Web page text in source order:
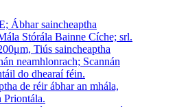
Ábhar saincheaptha
Stórála Bainne Cíche; srl.
Tiús saincheaptha
neamhlonrach; Scannán
do dhearaí féin.
de réir ábhar an mhála,
Priontála.